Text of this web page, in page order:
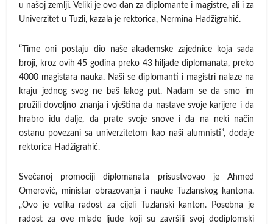
u našoj zemlji. Veliki je ovo dan za diplomante i magistre, ali i za
Univerzitet u Tuzli, kazala je rektorica, Nermina Hadžigrahić.
“Time oni postaju dio naše akademske zajednice koja sada
broji, kroz ovih 45 godina preko 43 hiljade diplomanata, preko
4000 magistara nauka. Naši se diplomanti i magistri nalaze na
kraju jednog svog ne baš lakog put. Nadam se da smo im
pružili dovoljno znanja i vještina da nastave svoje karijere i da
hrabro idu dalje, da prate svoje snove i da na neki način
ostanu povezani sa univerzitetom kao naši alumnisti”, dodaje
rektorica Hadžigrahić.
Svečanoj promociji diplomanata prisustvovao je Ahmed
Omerović, ministar obrazovanja i nauke Tuzlanskog kantona.
„Ovo je velika radost za cijeli Tuzlanski kanton. Posebna je
radost za ove mlade ljude koji su završili svoj dodiplomski